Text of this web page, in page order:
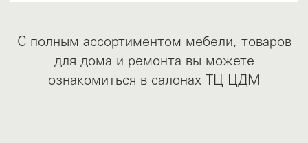
С полным ассортиментом мебели, товаров
для дома и ремонта вы можете
ознакомиться в салонах ТЦ ЦДМ